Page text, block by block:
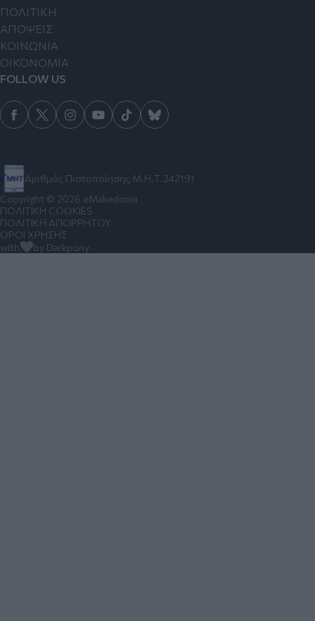
Αριθμός Πιστοποίησης Μ.Η.Τ.242191
ΠΟΛΙΤΙΚΗ
ΑΠΟΨΕΙΣ
ΚΟΙΝΩΝΙΑ
ΟΙΚΟΝΟΜΙΑ
FOLLOW US
Copyright © 2026 eMakedonia
ΠΟΛΙΤΙΚΗ COOKIES
ΠΟΛΙΤΙΚΗ ΑΠΟΡΡΗΤΟΥ
ΟΡΟΙ ΧΡΗΣΗΣ
with
by Darkpony